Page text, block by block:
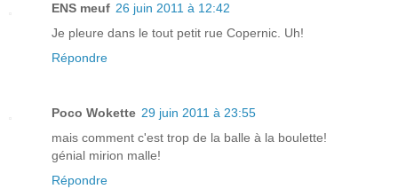
ENS meuf 26 juin 2011 à 12:42
Je pleure dans le tout petit rue Copernic. Uh!
Répondre
Poco Wokette 29 juin 2011 à 23:55
mais comment c'est trop de la balle à la boulette!
génial mirion malle!
Répondre